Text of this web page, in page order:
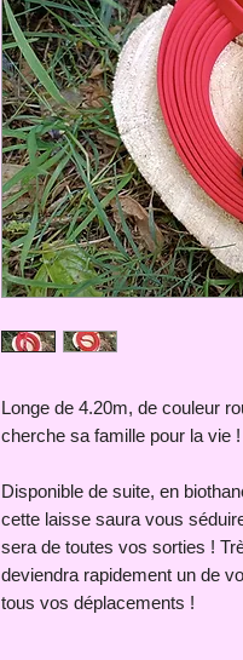
Longe de 4.20m, de couleur
cherche sa famille pour la vie !
Disponible de suite, en
cette laisse saura vous
sera de toutes vos sorties !
deviendra rapidement un de
tous vos déplacements !